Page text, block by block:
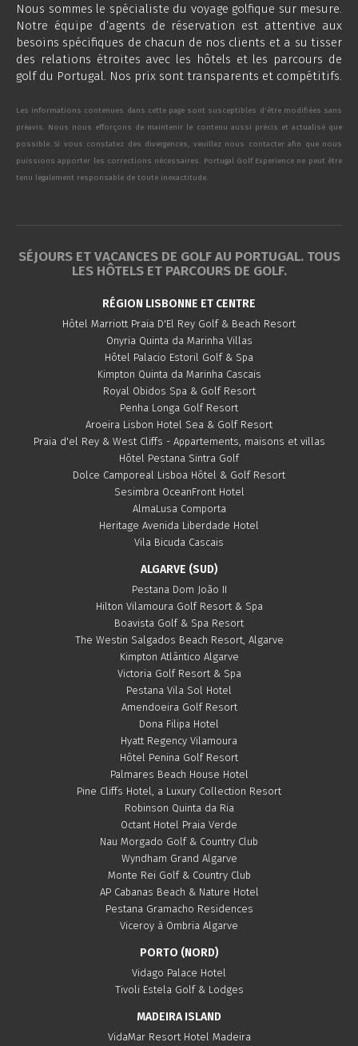
Nous sommes le spécialiste du voyage golfique sur mesure.
Notre équipe d’agents de réservation est attentive aux
besoins spécifiques de chacun de nos clients et a su tisser
des relations étroites avec les hôtels et les parcours de
golf du Portugal. Nos prix sont transparents et compétitifs.
Les informations contenues dans cette page sont susceptibles d'être modifiées sans
préavis. Nous nous efforçons de maintenir le contenu aussi précis et actualisé que
possible. Si vous constatez des divergences, veuillez nous contacter afin que nous
puissions apporter les corrections nécessaires. Portugal Golf Experience ne peut être
tenu légalement responsable de toute inexactitude.
SÉJOURS ET VACANCES DE GOLF AU PORTUGAL. TOUS
LES HÔTELS ET PARCOURS DE GOLF.
RÉGION LISBONNE ET CENTRE
Hôtel Marriott Praia D'El Rey Golf & Beach Resort
Onyria Quinta da Marinha Villas
Hôtel Palacio Estoril Golf & Spa
Kimpton Quinta da Marinha Cascais
Royal Obidos Spa & Golf Resort
Penha Longa Golf Resort
Aroeira Lisbon Hotel Sea & Golf Resort
Praia d'el Rey & West Cliffs - Appartements, maisons et villas
Hôtel Pestana Sintra Golf
Dolce Camporeal Lisboa Hôtel & Golf Resort
Sesimbra OceanFront Hotel
AlmaLusa Comporta
Heritage Avenida Liberdade Hotel
Vila Bicuda Cascais
ALGARVE (SUD)
Pestana Dom João II
Hilton Vilamoura Golf Resort & Spa
Boavista Golf & Spa Resort
The Westin Salgados Beach Resort, Algarve
Kimpton Atlântico Algarve
Victoria Golf Resort & Spa
Pestana Vila Sol Hotel
Amendoeira Golf Resort
Dona Filipa Hotel
Hyatt Regency Vilamoura
Hôtel Penina Golf Resort
Palmares Beach House Hotel
Pine Cliffs Hotel, a Luxury Collection Resort
Robinson Quinta da Ria
Octant Hotel Praia Verde
Nau Morgado Golf & Country Club
Wyndham Grand Algarve
Monte Rei Golf & Country Club
AP Cabanas Beach & Nature Hotel
Pestana Gramacho Residences
Viceroy à Ombria Algarve
PORTO (NORD)
Vidago Palace Hotel
Tivoli Estela Golf & Lodges
MADEIRA ISLAND
VidaMar Resort Hotel Madeira